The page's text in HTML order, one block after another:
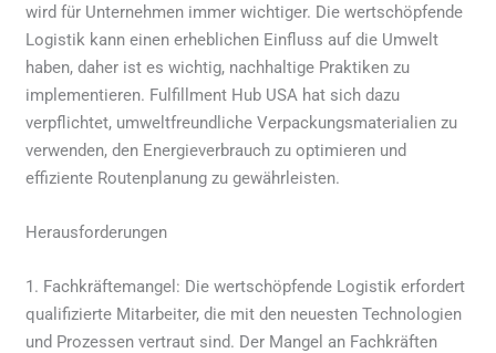
wird für Unternehmen immer wichtiger. Die wertschöpfende
Logistik kann einen erheblichen Einfluss auf die Umwelt
haben, daher ist es wichtig, nachhaltige Praktiken zu
implementieren. Fulfillment Hub USA hat sich dazu
verpflichtet, umweltfreundliche Verpackungsmaterialien zu
verwenden, den Energieverbrauch zu optimieren und
effiziente Routenplanung zu gewährleisten.
Herausforderungen
1. Fachkräftemangel: Die wertschöpfende Logistik erfordert
qualifizierte Mitarbeiter, die mit den neuesten Technologien
und Prozessen vertraut sind. Der Mangel an Fachkräften